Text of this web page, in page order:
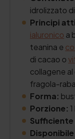
idrolizzato
Principi
ialuronico a
teanina e
di cacao o
collagene al
fragola-
Forma:
Porzione:
Sufficiente